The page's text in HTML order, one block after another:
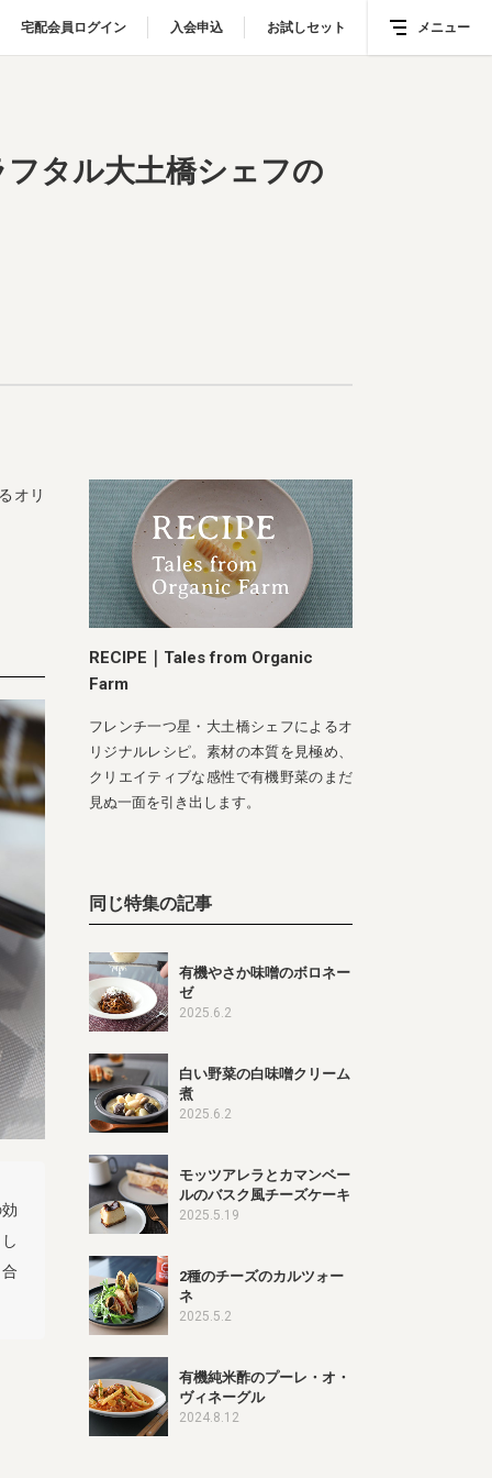
宅配会員ログイン 入会申込 お試しセット メニュー
宅配会員ログイン 入会申込 お試しセット メニュー
ル大土橋シェフのオリジナルレシピ
タル大土橋シェフの
オリ
RECIPE｜Tales from Organic
Farm
フレンチ一つ星・大土橋シェフによるオ
リジナルレシピ。素材の本質を見極め、
クリエイティブな感性で有機野菜のまだ
見ぬ一面を引き出します。
同じ特集の記事
有機やさか味噌のボロネー
ゼ
2025.6.2
白い野菜の白味噌クリーム
煮
2025.6.2
モッツアレラとカマンベー
ルのバスク風チーズケーキ
2025.5.19
2種のチーズのカルツォー
ネ
2025.5.2
有機純米酢のプーレ・オ・
ヴィネーグル
2024.8.12